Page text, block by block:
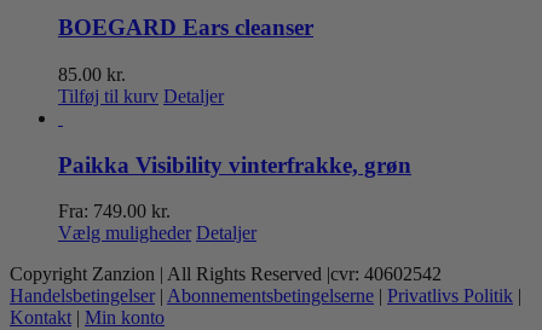
BOEGARD Ears cleanser
85.00 kr.
Tilføj til kurv Detaljer
Paikka Visibility vinterfrakke, grøn
Fra: 749.00 kr.
Vælg muligheder Dette
har
flere
Detaljer
Copyright Zanzion | All Rights Reserved |cvr: 40602542
Handelsbetingelser | Abonnementsbetingelserne | Privatlivs Politik |
Kontakt | Min konto